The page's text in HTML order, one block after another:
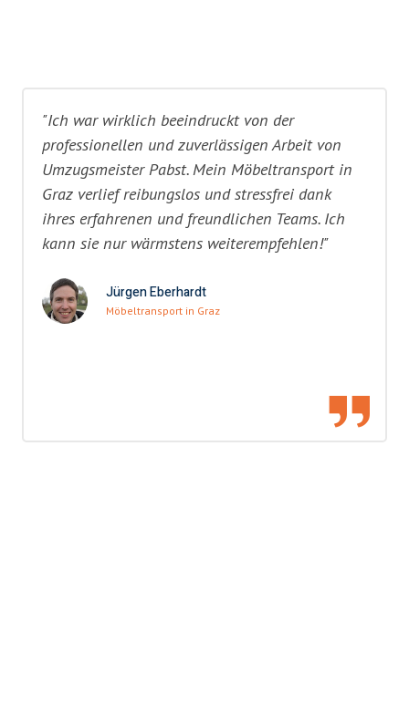
"Ich war wirklich beeindruckt von der
professionellen und zuverlässigen Arbeit von
Umzugsmeister Pabst. Mein Möbeltransport in
Graz verlief reibungslos und stressfrei dank
ihres erfahrenen und freundlichen Teams. Ich
kann sie nur wärmstens weiterempfehlen!"
Jürgen Eberhardt
Möbeltransport in Graz